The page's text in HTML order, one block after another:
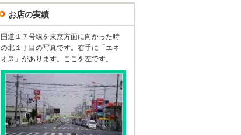
お店の実績
国道１７号線を東京方面に向かった時
の北１丁目の写真です。右手に「エネ
オス」があります。ここを左です。